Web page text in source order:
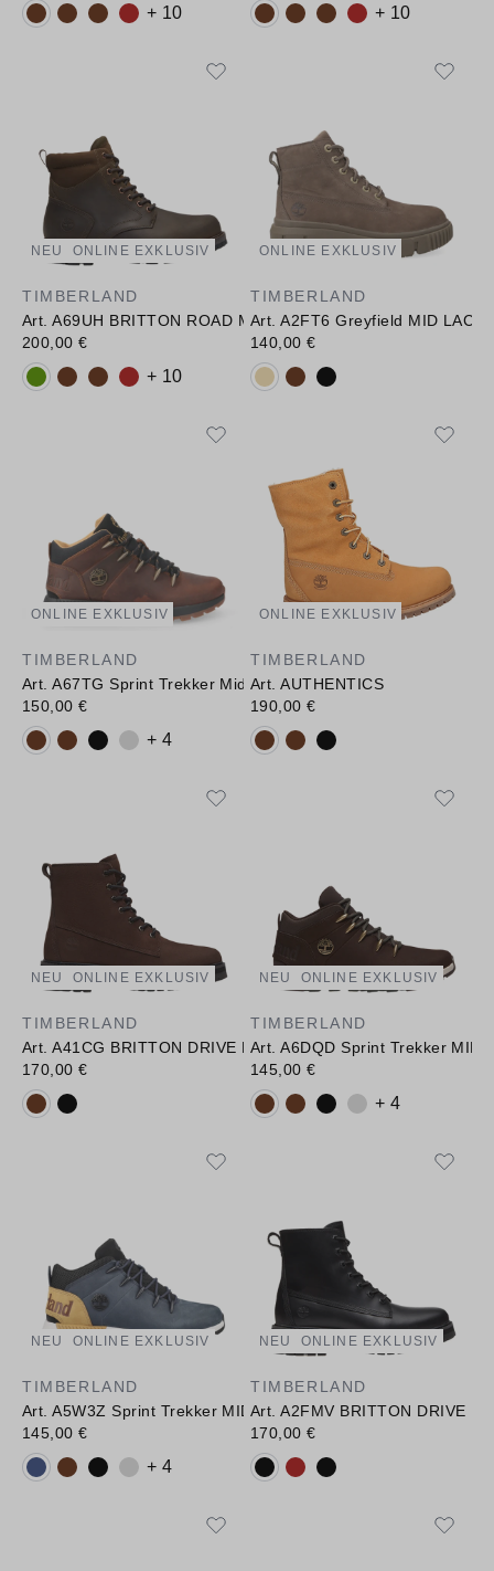
Verfügbare Farbvarianten:
+ 10 Verfügbare Farbvarianten:
+ 10
NEU ONLINE EXKLUSIV
TIMBERLAND
Art. A69UH BRITTON ROAD MID LACE UP WATERPROOF
200,00 €
Verfügbare Farbvarianten:
+ 10
ONLINE EXKLUSIV
TIMBERLAND
Art. A2FT6 Greyfield MID LACE
140,00 €
Verfügbare Farbvarianten:
ONLINE EXKLUSIV
TIMBERLAND
Art. A67TG Sprint Trekker Mid CATHAY SPICE
150,00 €
Verfügbare Farbvarianten:
+ 4
ONLINE EXKLUSIV
TIMBERLAND
Art. AUTHENTICS
190,00 €
Verfügbare Farbvarianten:
NEU ONLINE EXKLUSIV
TIMBERLAND
Art. A41CG BRITTON DRIVE MID LACE UP BOOT
170,00 €
Verfügbare Farbvarianten:
NEU ONLINE EXKLUSIV
TIMBERLAND
Art. A6DQD Sprint Trekker MID
145,00 €
Verfügbare Farbvarianten:
+ 4
NEU ONLINE EXKLUSIV
TIMBERLAND
Art. A5W3Z Sprint Trekker MID LACE UP SNEAKER
145,00 €
Verfügbare Farbvarianten:
+ 4
NEU ONLINE EXKLUSIV
TIMBERLAND
Art. A2FMV BRITTON DRIVE
170,00 €
Verfügbare Farbvarianten: